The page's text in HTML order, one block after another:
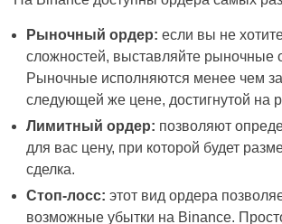
Рыночный ордер: если вы не
сложностей, выставляйте рыночные
Рыночные исполняются менее чем
следующей же цене, достигнутой на
Лимитный ордер: позволяют
для вас цену, при которой будет
сделка.
Стоп-лосс: этот вид ордера
возможные убытки на Binance.